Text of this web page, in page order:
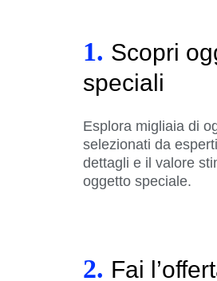
1. Scopri
speciali
Esplora migliaia di
selezionati da
dettagli e il valore
oggetto speciale.
2. Fai